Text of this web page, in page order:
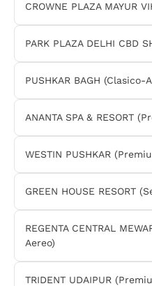
CROWNE PLAZA MAYUR
PARK PLAZA DELHI CBD
PUSHKAR BAGH (Clasico-
ANANTA SPA & RESORT
WESTIN PUSHKAR
GREEN HOUSE RESORT
REGENTA CENTRAL
Aereo)
TRIDENT UDAIPUR